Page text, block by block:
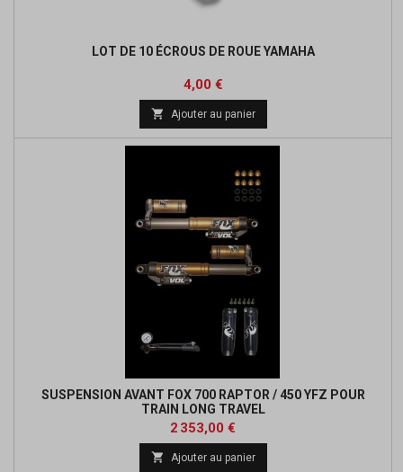
LOT DE 10 ÉCROUS DE ROUE YAMAHA
Prix
4,00 €
 Ajouter au panier
SUSPENSION AVANT FOX 700 RAPTOR / 450 YFZ POUR
TRAIN LONG TRAVEL
Prix
2 353,00 €
 Ajouter au panier